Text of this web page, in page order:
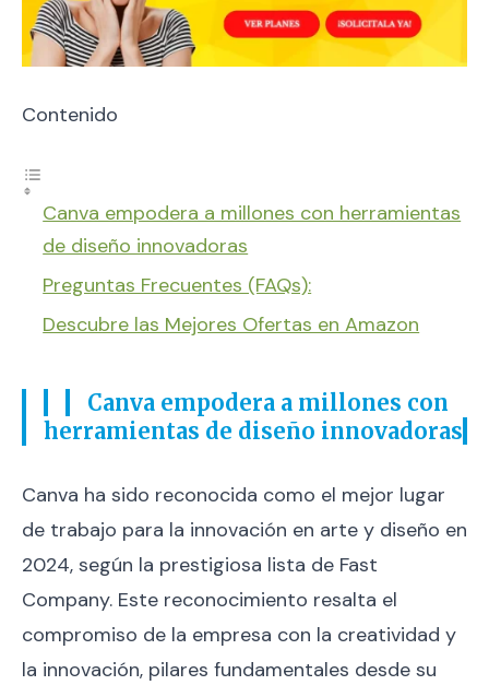
Contenido
Canva empodera a millones con herramientas
de diseño innovadoras
Preguntas Frecuentes (FAQs):
Descubre las Mejores Ofertas en Amazon
Canva empodera a millones con
herramientas de diseño innovadoras
Canva ha sido reconocida como el mejor lugar
de trabajo para la innovación en arte y diseño en
2024, según la prestigiosa lista de Fast
Company. Este reconocimiento resalta el
compromiso de la empresa con la creatividad y
la innovación, pilares fundamentales desde su